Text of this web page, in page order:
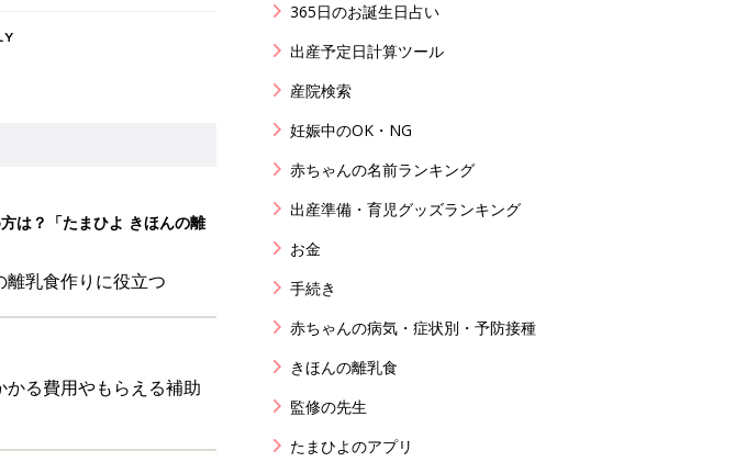
は？「たまひよ きほんの離
乳食作りに役立つ
る費用やもらえる補助
365日のお誕生日占い
出産予定日計算ツール
産院検索
妊娠中のOK・NG
赤ちゃんの名前ランキング
出産準備・育児グッズランキング
お金
手続き
赤ちゃんの病気・症状別・予防接種
きほんの離乳食
監修の先生
たまひよのアプリ